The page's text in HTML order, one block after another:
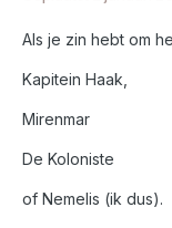
Als je zin hebt om
Kapitein Haak,
Mirenmar
De Koloniste
of Nemelis (ik dus).